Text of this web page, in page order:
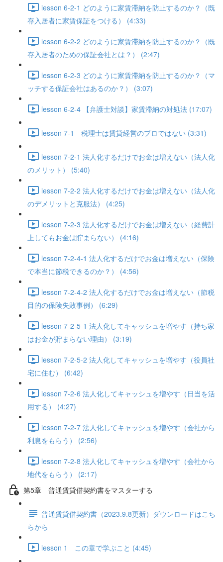
lesson 6-2-1 どのように家賃滞納を防止するのか？（既
存入居者に家賃保証をつける） (4:33)
lesson 6-2-2 どのように家賃滞納を防止するのか？（既
存入居者のための保証会社とは？） (2:47)
lesson 6-2-3 どのように家賃滞納を防止するのか？（マ
ッチする保証会社はあるのか？） (3:07)
lesson 6-2-4 【弁護士対談】家賃滞納の対処法 (17:07)
lesson 7-1 税理士は賃貸経営のプロではない (3:31)
lesson 7-2-1 法人化するだけでお金は増えない（法人化
のメリット） (5:40)
lesson 7-2-2 法人化するだけでお金は増えない（法人化
のデメリットと克服法） (4:25)
lesson 7-2-3 法人化するだけでお金は増えない（経費計
上してもお金は貯まらない） (4:16)
lesson 7-2-4-1 法人化するだけでお金は増えない（保険
で本当に節税できるのか？） (4:56)
lesson 7-2-4-2 法人化するだけでお金は増えない（節税
目的の保険失敗事例） (6:29)
lesson 7-2-5-1 法人化してキャッシュを増やす（持ち家
はお金が貯まらない理由） (3:19)
lesson 7-2-5-2 法人化してキャッシュを増やす（役員社
宅に住む） (6:42)
lesson 7-2-6 法人化してキャッシュを増やす（日当を活
用する） (4:27)
lesson 7-2-7 法人化してキャッシュを増やす（会社から
利息をもらう） (2:56)
lesson 7-2-8 法人化してキャッシュを増やす（会社から
地代をもらう） (2:17)
第5章 普通賃貸借契約書をマスターする
普通賃貸借契約書（2023.9.8更新）ダウンロードはこち
らから
lesson 1 この章で学ぶこと (4:45)